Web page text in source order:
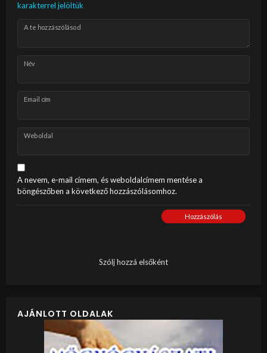
karakterrel jelöltük
A te hozzászólásod
Név
Email cím
Weboldal
A nevem, e-mail címem, és weboldalcímem mentése a
böngészőben a következő hozzászólásomhoz.
Hozzászólás
Szólj hozzá elsőként
AJÁNLOTT OLDALAK